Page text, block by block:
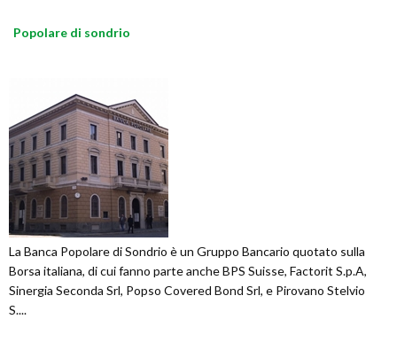
Popolare di sondrio
La Banca Popolare di Sondrio è un Gruppo Bancario quotato sulla
Borsa italiana, di cui fanno parte anche BPS Suisse, Factorit S.p.A,
Sinergia Seconda Srl, Popso Covered Bond Srl, e Pirovano Stelvio
S....